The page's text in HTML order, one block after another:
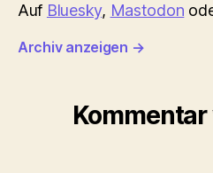
Auf Bluesky, Mastodon
Archiv anzeigen →